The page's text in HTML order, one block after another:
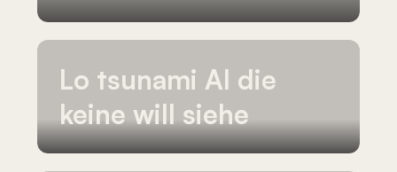
Lo tsunami AI die
keine will siehe